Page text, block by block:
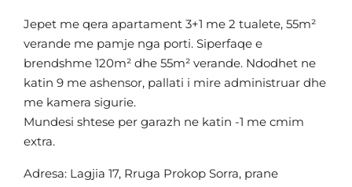
Jepet me qera apartament 3+1 me 2 tualete, 55m²
verande me pamje nga porti. Siperfaqe e
brendshme 120m² dhe 55m² verande. Ndodhet ne
katin 9 me ashensor, pallati i mire administruar dhe
me kamera sigurie.
Mundesi shtese per garazh ne katin -1 me cmim
extra.
Adresa: Lagjia 17, Rruga Prokop Sorra, prane